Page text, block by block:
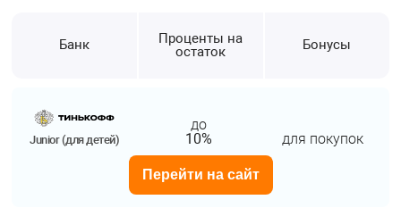
Банк
Проценты на
остаток
Бонусы
Junior (для детей)
до
10%
для покупок
Перейти на сайт